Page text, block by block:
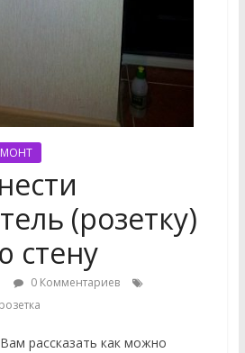
(розетку)
стену
0 Комментариев
розетка
рассказать как можно